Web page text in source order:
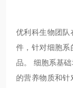
优利科生物团队
件，针对细胞系
品。 细胞系基
的营养物质和